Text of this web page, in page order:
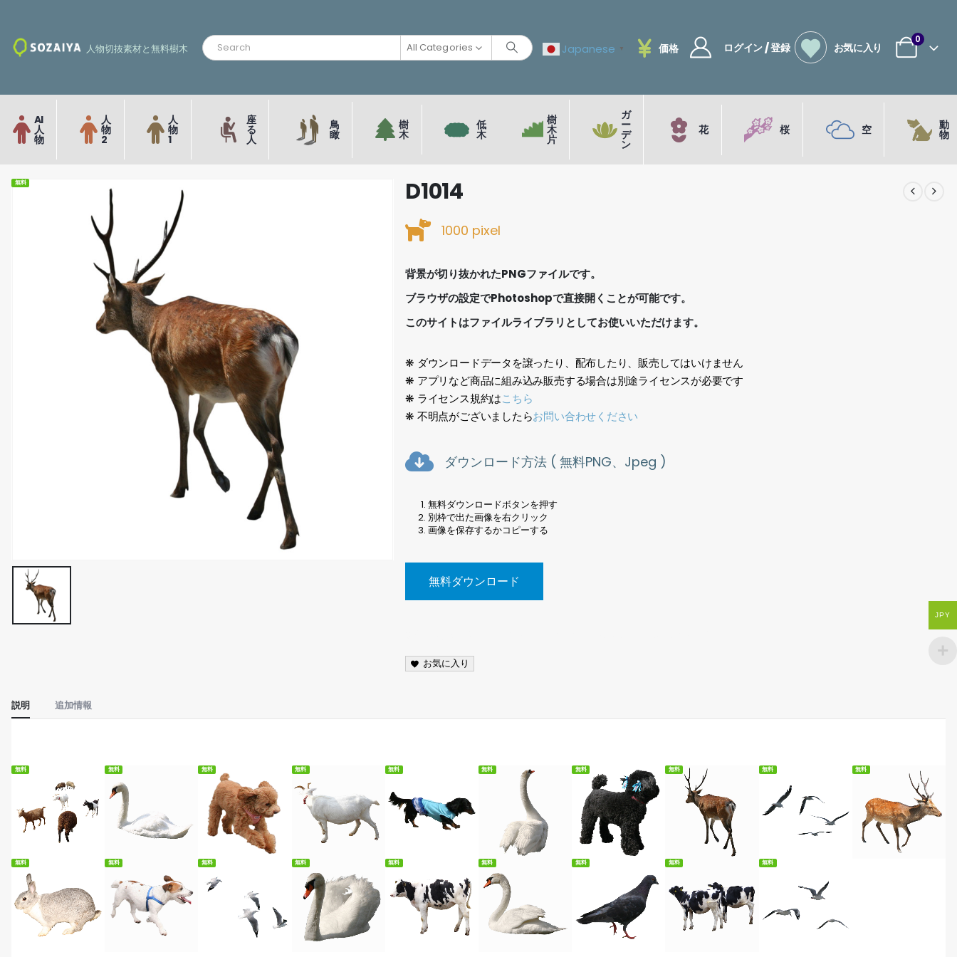
人物切抜素材と無料樹木 All Categories Japanese ▼ 価格 ログイン / 登録 お気に入り
0
AI
人
物
人
物
2
人
物
1
座
る
人
鳥
瞰
樹
木
低
木
樹
木
片
ガ
ー
デ
ン
花 桜 空 動
物
無料 D1014
1000 pixel
背景が切り抜かれたPNGファイルです。
ブラウザの設定でPhotoshopで直接開くことが可能です。
このサイトはファイルライブラリとしてお使いいただけます。
❋ ダウンロードデータを譲ったり、配布したり、販売してはいけません
❋ アプリなど商品に組み込み販売する場合は別途ライセンスが必要です
❋ ライセンス規約はこちら
❋ 不明点がございましたらお問い合わせください
ダウンロード方法 ( 無料PNG、Jpeg )
無料ダウンロードボタンを押す
別枠で出た画像を右クリック
画像を保存するかコピーする
無料ダウンロード
お気に入り
説明 追加情報
無料
無料ダウンロード
無料
無料ダウンロード
無料
無料ダウンロード
無料
無料ダウンロード
無料
無料ダウンロード
無料
無料ダウンロード
無料
無料ダウンロード
無料
無料ダウンロード
無料
無料ダウンロード
無料
無料ダウンロード
無料
無料ダウンロード
無料
無料ダウンロード
無料
無料ダウンロード
無料
無料ダウンロード
無料
無料ダウンロード
無料
無料ダウンロード
無料
無料ダウンロード
無料
無料ダウンロード
無料
無料ダウンロード
JPY